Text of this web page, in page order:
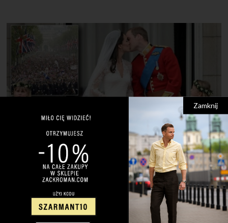
29 KWIETNIA 2011 43 KOMENTARZE
Królewski ślub księcia Williama i
Kate Middleton
Autor pisze o kolorze szkarłatnym, ubiorze gości weselnych
oraz zrealizowaniu bajki o kopciuszku i rewitalizacji tożsamości
brytyjskiej. Towarzyszy temu fotorelacja z dzisiejszego ślubu
Zamknij